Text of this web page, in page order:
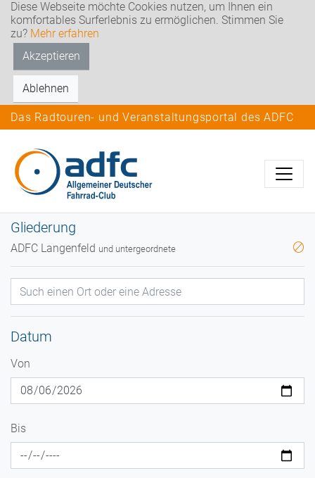
Diese Webseite möchte Cookies nutzen, um Ihnen ein
komfortables Surferlebnis zu ermöglichen. Stimmen Sie
zu? Mehr erfahren
Akzeptieren
Ablehnen
Das Radtouren- und Veranstaltungsportal des ADFC
Gliederung
ADFC Langenfeld und untergeordnete
Datum
Von
Bis